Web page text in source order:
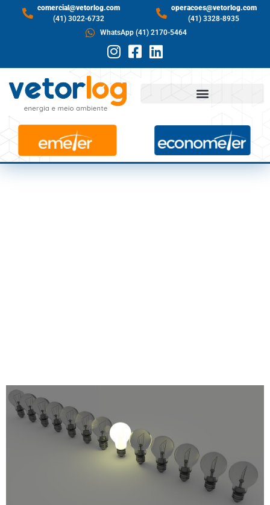
comercial@vetorlog.com
(41) 3022-6732
operacoes@vetorlog.com
(41) 3328-8935
WhatsApp (41) 2170-5464
COMO SABER SE A